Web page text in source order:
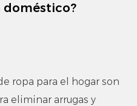
doméstico?
para el hogar son
eliminar arrugas y